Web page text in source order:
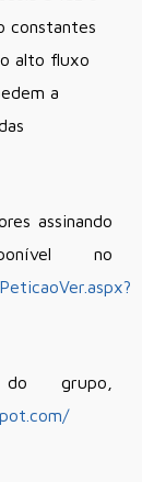
constantes
alto fluxo
a
assinando
no
grupo,